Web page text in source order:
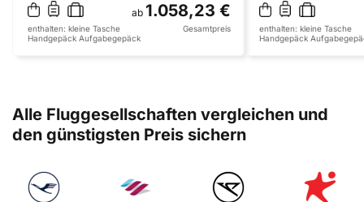
ab 1.058,23 €
enthalten: kleine Tasche
Handgepäck Aufgabegepäck
Gesamtpreis enthalten: kleine Tasche
Handgepäck
Alle Fluggesellschaften vergleichen und
den günstigsten Preis sichern